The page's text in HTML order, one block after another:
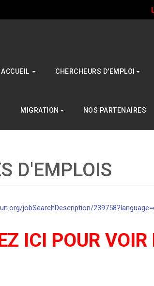
ACCUEIL CHERCHEURS D'EMPLOI
MIGRATION NOS PARTENAIRES
D'EMPLOIS
jobSearchDescription/
ICI POUR VOIR